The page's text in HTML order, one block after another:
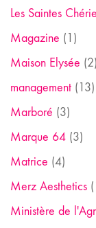
Les Saintes
Magazine (1)
Maison Elysée (2)
management (13)
Marboré (3)
Marque 64 (3)
Matrice (4)
Merz Aesthetics
Ministère de